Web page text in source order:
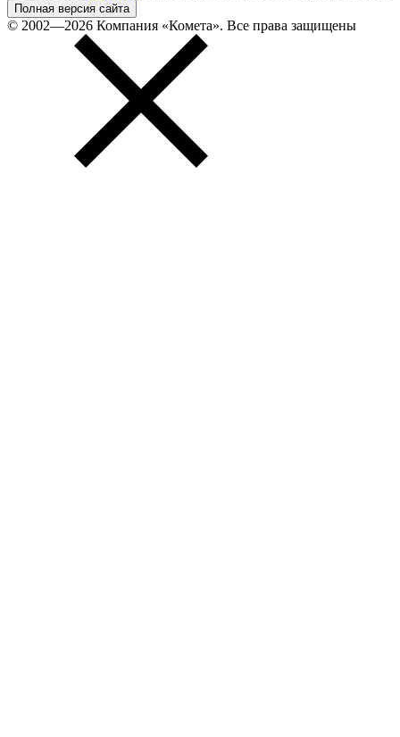
Полная версия сайта
© 2002—2026 Компания «Комета». Все права защищены